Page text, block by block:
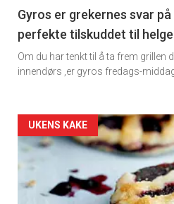
11
Gyros er grekernes svar
perfekte tilskuddet til
Om du har tenkt til å ta frem grillen
innendørs ,er gyros fredags-
Artikler
detail
-
UKENS KAKE